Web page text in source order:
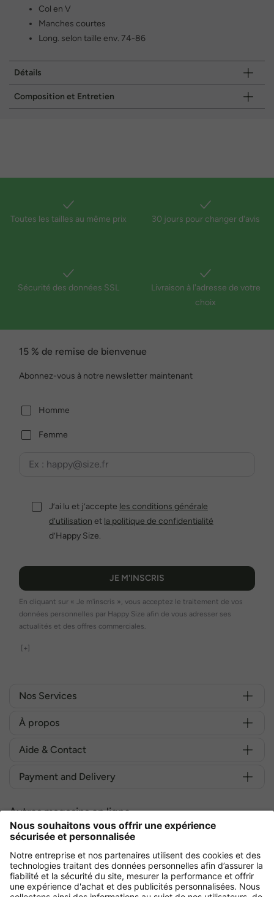
Col en V
Manches courtes
Long. selon taille env. 74-86
Détails
Composition et Entretien
Toutes les tailles au même prix 30 jours pour changer d'avis
Sécurité des données SSL
Livraison à l'adresse de votre
choix
15 % de remise de bienvenue
Abonnez-vous à notre newsletter maintenant
Homme
Femme
J’ai lu et j’accepte les conditions générale
d’utilisation et la politique de confidentialité
d’Happy Size.
JE M'INSCRIS
En cliquant sur « Je m'inscris », vous acceptez le traitement de vos
données personnelles par Happy Size afin de vous adresser ses
actualités et des offres commerciales.
[+]
Nos Services
À propos
Aide & Contact
Payment and Delivery
Autres magasins en ligne
France
Achetez en toute sécurité avec :